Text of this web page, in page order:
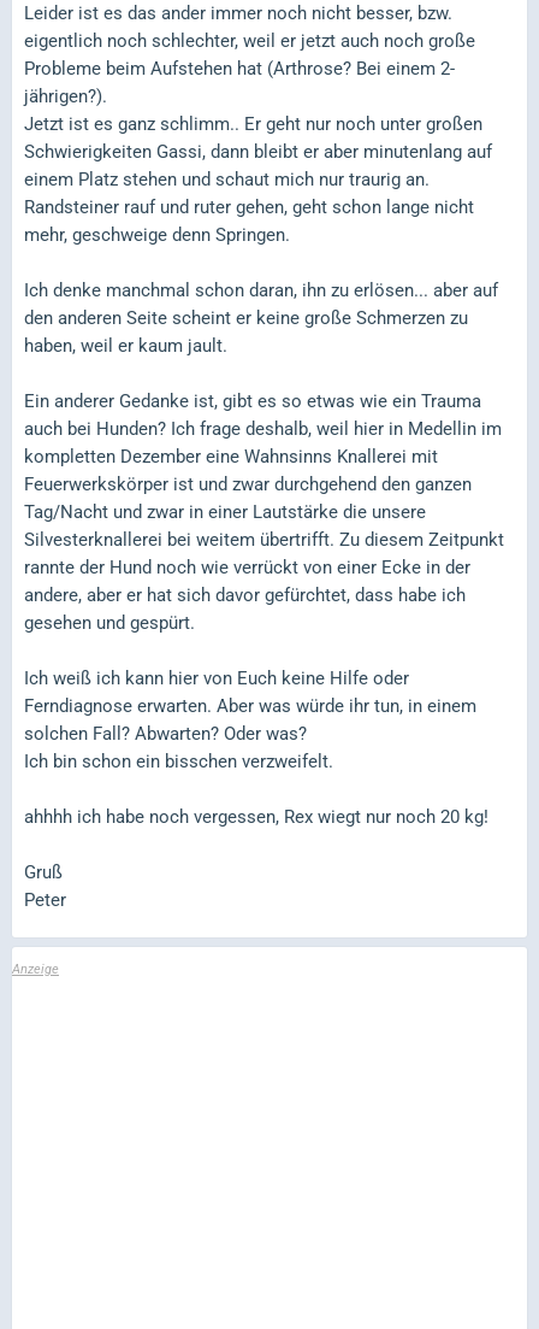
Leider ist es das ander immer noch nicht besser, bzw.
eigentlich noch schlechter, weil er jetzt auch noch große
Probleme beim Aufstehen hat (Arthrose? Bei einem 2-
jährigen?).
Jetzt ist es ganz schlimm.. Er geht nur noch unter großen
Schwierigkeiten Gassi, dann bleibt er aber minutenlang auf
einem Platz stehen und schaut mich nur traurig an.
Randsteiner rauf und ruter gehen, geht schon lange nicht
mehr, geschweige denn Springen.
Ich denke manchmal schon daran, ihn zu erlösen... aber auf
den anderen Seite scheint er keine große Schmerzen zu
haben, weil er kaum jault.
Ein anderer Gedanke ist, gibt es so etwas wie ein Trauma
auch bei Hunden? Ich frage deshalb, weil hier in Medellin im
kompletten Dezember eine Wahnsinns Knallerei mit
Feuerwerkskörper ist und zwar durchgehend den ganzen
Tag/Nacht und zwar in einer Lautstärke die unsere
Silvesterknallerei bei weitem übertrifft. Zu diesem Zeitpunkt
rannte der Hund noch wie verrückt von einer Ecke in der
andere, aber er hat sich davor gefürchtet, dass habe ich
gesehen und gespürt.
Ich weiß ich kann hier von Euch keine Hilfe oder
Ferndiagnose erwarten. Aber was würde ihr tun, in einem
solchen Fall? Abwarten? Oder was?
Ich bin schon ein bisschen verzweifelt.
ahhhh ich habe noch vergessen, Rex wiegt nur noch 20 kg!
Gruß
Peter